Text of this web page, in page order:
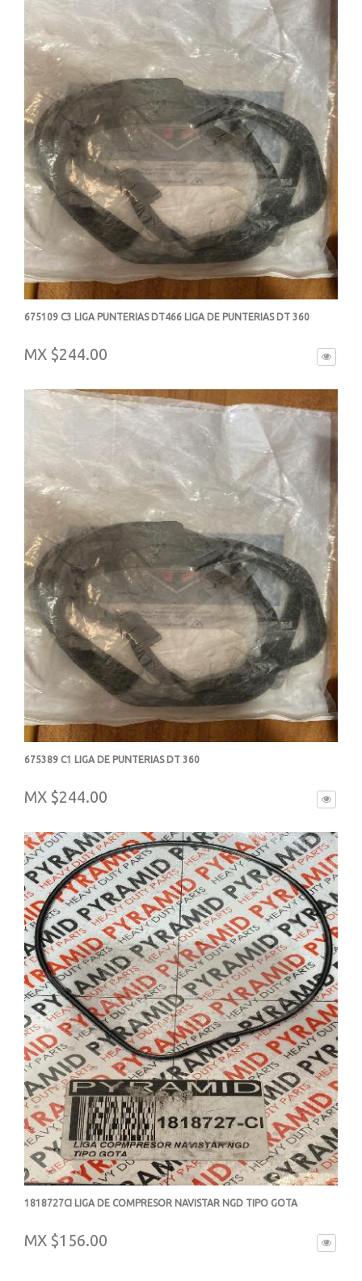
675109 C3 LIGA PUNTERIAS DT466 LIGA DE PUNTERIAS DT 360
MX $244.00
675389 C1 LIGA DE PUNTERIAS DT 360
MX $244.00
1818727CI LIGA DE COMPRESOR NAVISTAR NGD TIPO GOTA
MX $156.00